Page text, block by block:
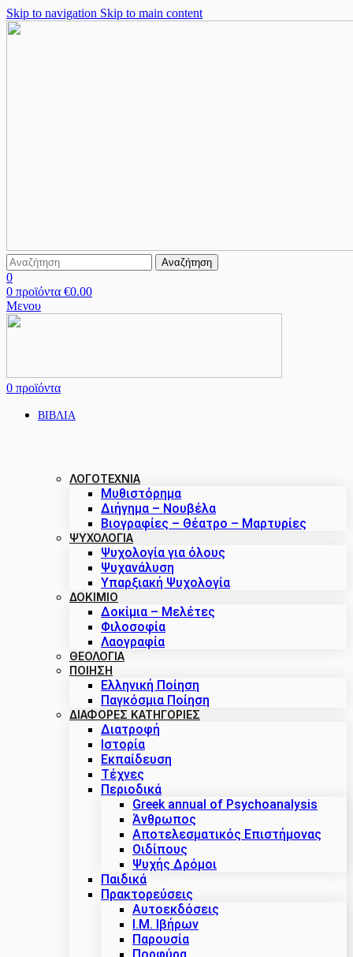
Skip to navigation Skip to main content
Αναζήτηση
0
0 προϊόντα €0.00
Μενου
0 προϊόντα
ΒΙΒΛΙΑ
ΛΟΓΟΤΕΧΝΙΑ
Μυθιστόρημα
Διήγημα – Νουβέλα
Βιογραφίες – Θέατρο – Μαρτυρίες
ΨΥΧΟΛΟΓΙΑ
Ψυχολογία για όλους
Ψυχανάλυση
Υπαρξιακή Ψυχολογία
ΔΟΚΊΜΙΟ
Δοκίμια – Μελέτες
Φιλοσοφία
Λαογραφία
ΘΕΟΛΟΓΙΑ
ΠΟΙΗΣΗ
Ελληνική Ποίηση
Παγκόσμια Ποίηση
ΔΙΑΦΟΡΕΣ ΚΑΤΗΓΟΡΙΕΣ
Διατροφή
Ιστορία
Εκπαίδευση
Τέχνες
Περιοδικά
Greek annual of Psychoanalysis
Άνθρωπος
Αποτελεσματικός Επιστήμονας
Οιδίπους
Ψυχής Δρόμοι
Παιδικά
Πρακτoρεύσεις
Αυτοεκδόσεις
Ι.Μ. Ιβήρων
Παρουσία
Πορφύρα